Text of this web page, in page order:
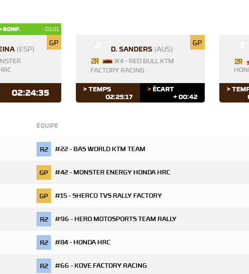
BONIF. - 01:01
(ESP)
GP
02:24:35
D. SANDERS (AUS)
#4 - RED BULL KTM
FACTORY RACING
GP
> TEMPS
02:25:17
> ÉCART
+ 00:42
>
ÉQUIPE
R2 #22 - BAS WORLD KTM TEAM
GP #42 - MONSTER ENERGY HONDA HRC
GP #15 - SHERCO TVS RALLY FACTORY
R2 #96 - HERO MOTOSPORTS TEAM RALLY
R2 #84 - HONDA HRC
R2 #66 - KOVE FACTORY RACING